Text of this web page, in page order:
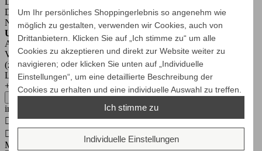
Die Versandzeit beträgt ca. 2-3 Tage.
NUR 250€ AUFPREIS
Unser Aufbau-Service
Alles inklusive: Anlieferung, Aufbau, Montage und
Verpackungsentsorgung
(zZt. nur in D, AT, NL möglich)
Lieferzeit
+/- 14 Arbeitstage
absolut versandkostenfrei
in ganz EU & Schweiz

Produkt für Bestellungen verfügbar

Produkt für Bestellungen verfügbar
Menge
Um Ihr persönliches Shoppingerlebnis so angenehm wie
möglich zu gestalten, verwenden wir Cookies, auch von
Drittanbietern. Klicken Sie auf „Ich stimme zu“ um alle
Cookies zu akzeptieren und direkt zur Website weiter zu
navigieren; oder klicken Sie unten auf „Individuelle
Einstellungen“, um eine detaillierte Beschreibung der
Cookies zu erhalten und eine individuelle Auswahl zu treffen.
Ich stimme zu
Individuelle Einstellungen